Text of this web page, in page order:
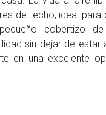
de techo, ideal para
cobertizo de
sin dejar de
en una excelente